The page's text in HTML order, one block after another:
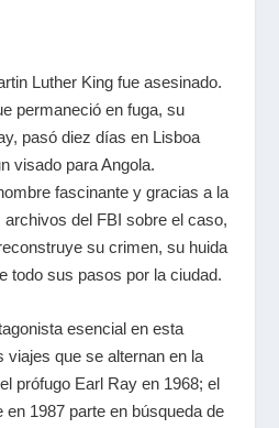
Luther King fue asesinado.
permaneció en fuga, su
pasó diez días en Lisboa
visado para Angola.
fascinante y gracias a la
del FBI sobre el caso,
su crimen, su huida
todo sus pasos por la ciudad.
esencial en esta
viajes que se alternan en la
prófugo Earl Ray en 1968; el
en 1987 parte en búsqueda de